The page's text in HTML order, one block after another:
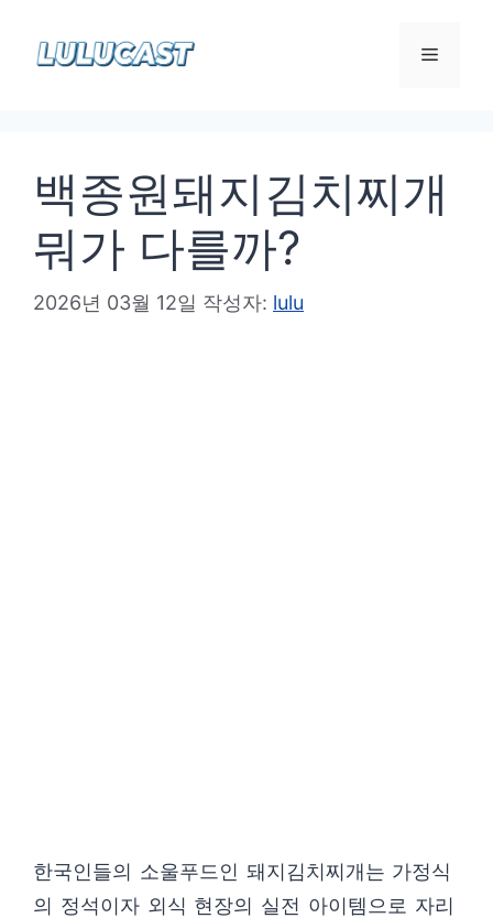
메
백종원돼지김치찌개
뭐가 다를까?
2026년 03월 12일 작성자: lulu
한국인들의 소울푸드인 돼지김치찌개는 가정식
의 정석이자 외식 현장의 실전 아이템으로 자리